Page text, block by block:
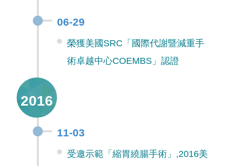
06-29
榮獲美國SRC「國際代謝暨減重手
術卓越中心COEMBS」認證
2016
11-03
受邀示範「縮胃繞腸手術」,2016美